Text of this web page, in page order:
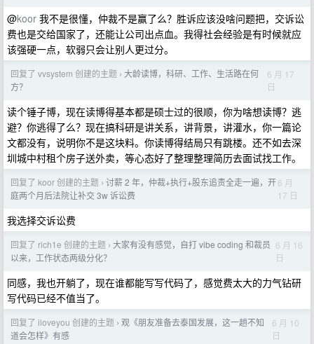
@koor 我不是很懂，仲裁不是赢了么？胜诉应该没啥问题把，交诉讼
费也是交给国家了，还能让公司出点血。我得社会经验是有时候就应
该强硬一点，软弱只会让别人更过分。
回复了 vvsystem 创建的主题 › 大龄读博，科研、工作、生活路在何
方？
6 月 17
日
读个锤子博，现在读博得基本都是硕士过的很顺，你为啥想读博？逃
避？你逃得了么？现在搞科研是讲关系，讲背景，讲灌水，你一篇论
文都没有，说明你不是这块料。你读博得结局只有跳楼。还不如去深
圳城中村租个房子送外卖，等心态好了整理整理简历去面试找工作。
回复了 koor 创建的主题 › 讨薪 2 年，仲裁+执行+股东追责全走一遍，开
庭两个月后法院让补交 3w 诉讼费
6 月
17 日
我选择交诉讼费
回复了 rich1e 创建的主题 › 大家有没有感觉，自打 vibe coding 和裁员
以来，工作状态两级分化？
6 月 16
日
同感，我也开躺了，现在谁都能写写代码了，感觉费太大的力气钻研
写代码已经不值当了。
回复了 iloveyou 创建的主题 › 观《朋友准备去泰国发展，这一趟不知
道会怎样》有感
6 月 10
日